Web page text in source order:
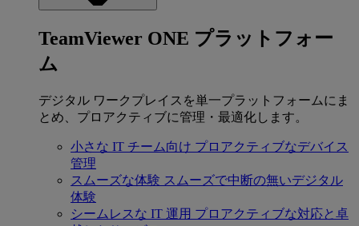
TeamViewer ONE プラットフォー
ム
デジタル ワークプレイスを単一プラットフォームにま
とめ、プロアクティブに管理・最適化します。
小さな IT チーム向け プロアクティブなデバイス
管理
スムーズな体験 スムーズで中断の無いデジタル
体験
シームレスな IT 運用 プロアクティブな対応と卓